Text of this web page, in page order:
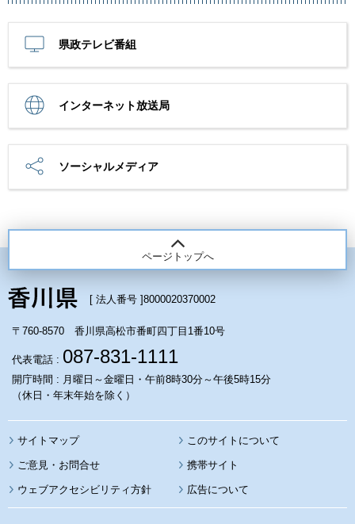
県政テレビ番組
インターネット放送局
ソーシャルメディア
ページトップへ
[ 法人番号 ]8000020370002
〒760-8570 香川県高松市番町四丁目1番10号
代表電話 : 087-831-1111
開庁時間 : 月曜日～金曜日・午前8時30分～午後5時15分
（休日・年末年始を除く）
サイトマップ このサイトについて
携帯サイト
ウェブアクセシビリティ方針 広告について